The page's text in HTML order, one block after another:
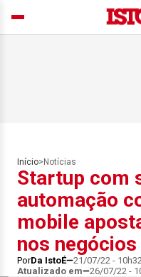
Início> Notícias
Startup com
automação
mobile
nos negócios
PorDa IstoÉ 21/07/22 -
Atualizado em
26/07/22 -